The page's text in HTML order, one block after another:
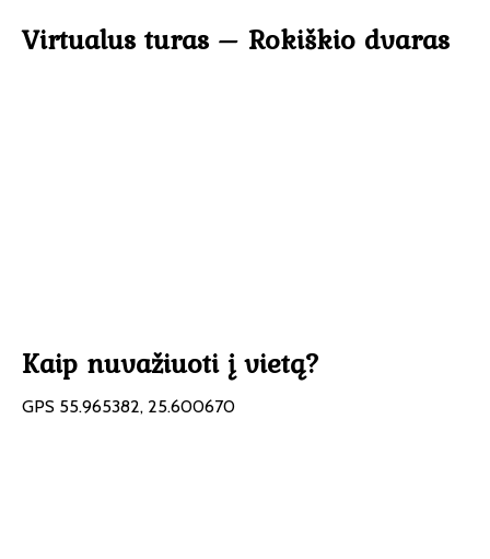
Virtualus turas – Rokiškio dvaras
Kaip nuvažiuoti į vietą?
GPS 55.965382, 25.600670